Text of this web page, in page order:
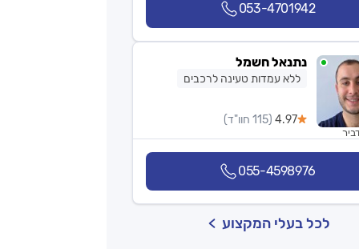
053-4701942
נתנאל חשמל
ללא עמדות טעינה לרכבים
4.97 (115 חוו"ד)
055-4598976
לכל בעלי המקצוע